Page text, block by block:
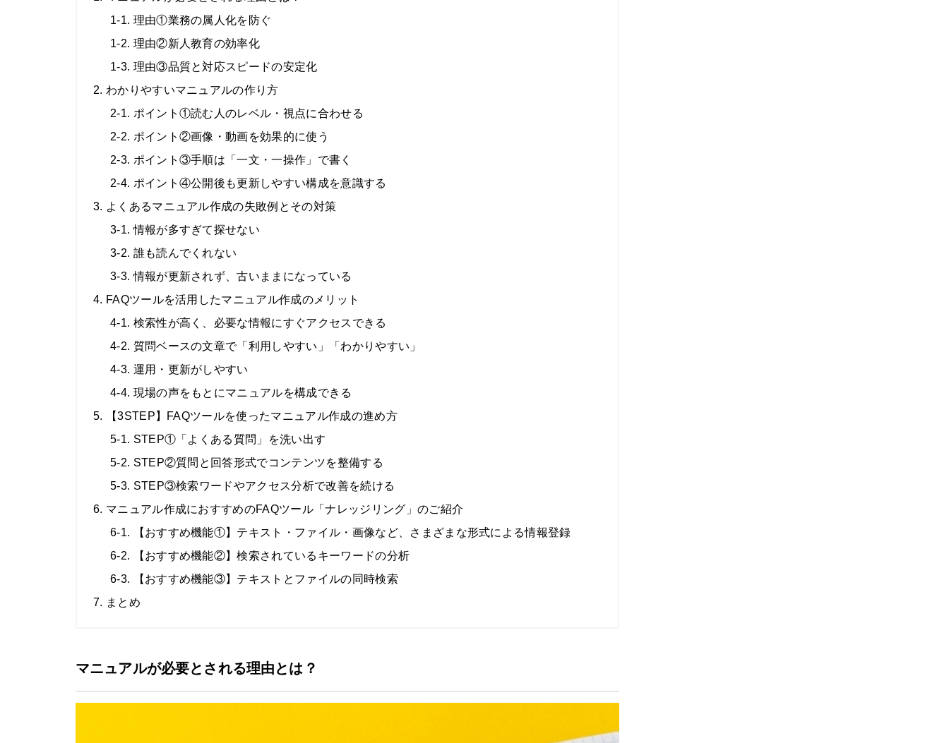
1-1. 理由①業務の属人化を防ぐ
1-2. 理由②新人教育の効率化
1-3. 理由③品質と対応スピードの安定化
2. わかりやすいマニュアルの作り方
2-1. ポイント①読む人のレベル・視点に合わせる
2-2. ポイント②画像・動画を効果的に使う
2-3. ポイント③手順は「一文・一操作」で書く
2-4. ポイント④公開後も更新しやすい構成を意識する
3. よくあるマニュアル作成の失敗例とその対策
3-1. 情報が多すぎて探せない
3-2. 誰も読んでくれない
3-3. 情報が更新されず、古いままになっている
4. FAQツールを活用したマニュアル作成のメリット
4-1. 検索性が高く、必要な情報にすぐアクセスできる
4-2. 質問ベースの文章で「利用しやすい」「わかりやすい」
4-3. 運用・更新がしやすい
4-4. 現場の声をもとにマニュアルを構成できる
5. 【3STEP】FAQツールを使ったマニュアル作成の進め方
5-1. STEP①「よくある質問」を洗い出す
5-2. STEP②質問と回答形式でコンテンツを整備する
5-3. STEP③検索ワードやアクセス分析で改善を続ける
6. マニュアル作成におすすめのFAQツール「ナレッジリング」のご紹介
6-1. 【おすすめ機能①】テキスト・ファイル・画像など、さまざまな形式による情報登録
6-2. 【おすすめ機能②】検索されているキーワードの分析
6-3. 【おすすめ機能③】テキストとファイルの同時検索
7. まとめ
マニュアルが必要とされる理由とは？